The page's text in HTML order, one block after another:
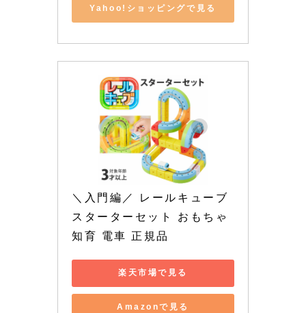
Yahoo!ショッピングで見る
＼入門編／ レールキューブ
スターターセット おもちゃ
知育 電車 正規品
楽天市場で見る
Amazonで見る